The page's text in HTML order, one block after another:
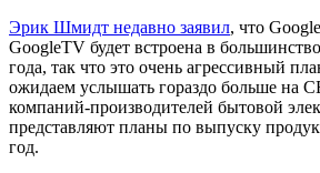
Эрик Шмидт недавно заявил, что
GoogleTV будет встроена в
года, так что это очень агрессивный
ожидаем услышать гораздо больше на
компаний-производителей бытовой
представляют планы по выпуску
год.